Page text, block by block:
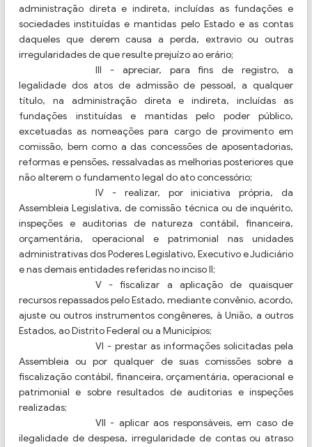
administração direta e indireta, incluídas as fundações e
sociedades instituídas e mantidas pelo Estado e as contas
daqueles que derem causa a perda, extravio ou outras
irregularidades de que resulte prejuízo ao erário;
III - apreciar, para fins de registro, a
legalidade dos atos de admissão de pessoal, a qualquer
título, na administração direta e indireta, incluídas as
fundações instituídas e mantidas pelo poder público,
excetuadas as nomeações para cargo de provimento em
comissão, bem como a das concessões de aposentadorias,
reformas e pensões, ressalvadas as melhorias posteriores que
não alterem o fundamento legal do ato concessório;
IV - realizar, por iniciativa própria, da
Assembleia Legislativa, de comissão técnica ou de inquérito,
inspeções e auditorias de natureza contábil, financeira,
orçamentária, operacional e patrimonial nas unidades
administrativas dos Poderes Legislativo, Executivo e Judiciário
e nas demais entidades referidas no inciso II;
V - fiscalizar a aplicação de quaisquer
recursos repassados pelo Estado, mediante convênio, acordo,
ajuste ou outros instrumentos congêneres, à União, a outros
Estados, ao Distrito Federal ou a Municípios;
VI - prestar as informações solicitadas pela
Assembleia ou por qualquer de suas comissões sobre a
fiscalização contábil, financeira, orçamentária, operacional e
patrimonial e sobre resultados de auditorias e inspeções
realizadas;
VII - aplicar aos responsáveis, em caso de
ilegalidade de despesa, irregularidade de contas ou atraso